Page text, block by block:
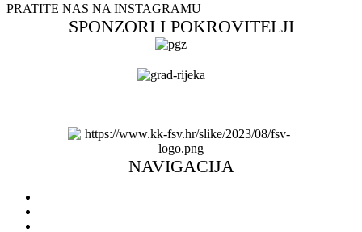
PRATITE NAS NA INSTAGRAMU
SPONZORI I POKROVITELJI
NAVIGACIJA